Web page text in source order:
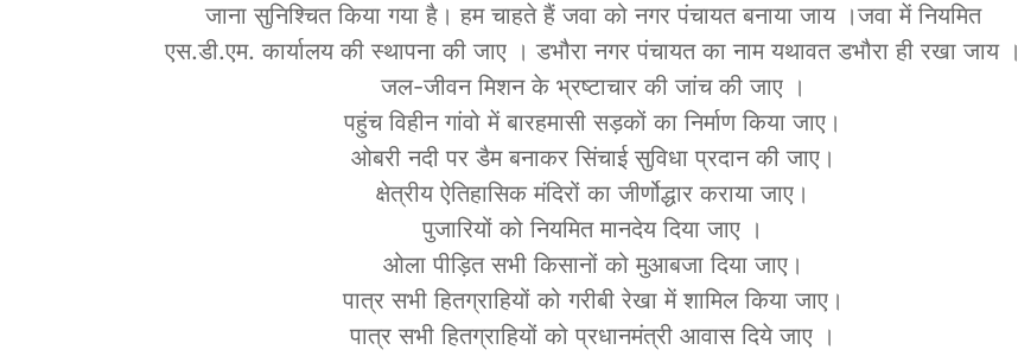
जाना सुनिश्चित किया गया है। हम चाहते हैं जवा को नगर पंचायत बनाया जाय ।जवा में नियमित
एस.डी.एम. कार्यालय की स्थापना की जाए । डभौरा नगर पंचायत का नाम यथावत डभौरा ही रखा जाय ।
जल-जीवन मिशन के भ्रष्टाचार की जांच की जाए ।
पहुंच विहीन गांवो में बारहमासी सड़कों का निर्माण किया जाए।
ओबरी नदी पर डैम बनाकर सिंचाई सुविधा प्रदान की जाए।
क्षेत्रीय ऐतिहासिक मंदिरों का जीर्णोद्धार कराया जाए।
पुजारियों को नियमित मानदेय दिया जाए ।
ओला पीड़ित सभी किसानों को मुआबजा दिया जाए।
पात्र सभी हितग्राहियों को गरीबी रेखा में शामिल किया जाए।
पात्र सभी हितग्राहियों को प्रधानमंत्री आवास दिये जाए ।